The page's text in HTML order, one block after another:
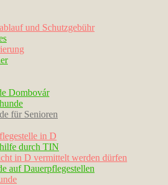
und Schutzgebühr
Dombovár
für Senioren
in D
durch TIN
in D vermittelt werden dürfen
auf Dauerpflegestellen